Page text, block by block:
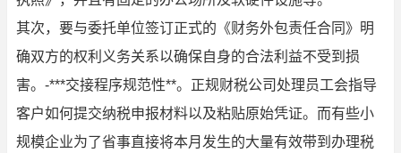
其次，要与委托单位签订正式的《财务外包责任合同》明
确双方的权利义务关系以确保自身的合法利益不受到损
害。-***交接程序规范性**。正规财税公司处理员工会指导
客户如何提交纳税申报材料以及粘贴原始凭证。而有些小
规模企业为了省事直接将本月发生的大量有效带到办理税